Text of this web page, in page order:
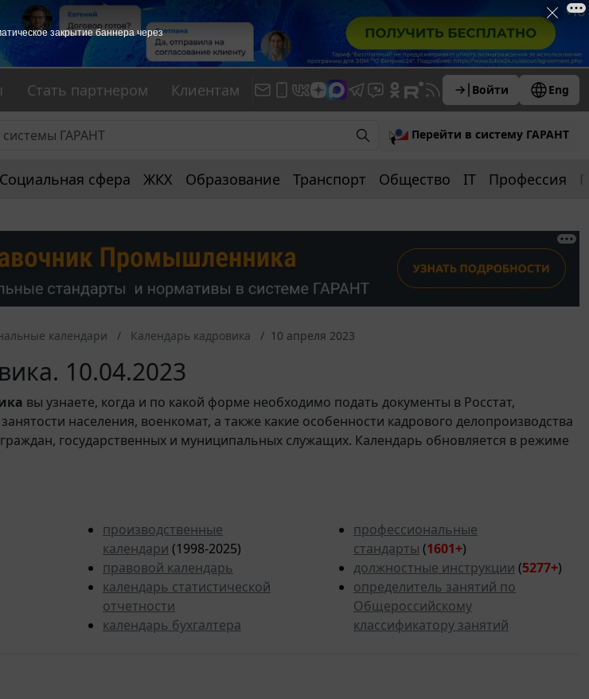
Стать партнером Клиентам Войти Eng
Перейти в систему ГАРАНТ
Социальная сфера ЖКХ Образование Транспорт Общество IT Профессия
календари Календарь кадровика 10 апреля 2023
10.04.2023
вы узнаете, когда и по какой форме необходимо подать документы в Росстат,
населения, военкомат, а также какие особенности кадрового делопроизводства
государственных и муниципальных служащих. Календарь обновляется в режиме
производственные
календари (1998-2025)
правовой календарь
календарь статистической
отчетности
календарь бухгалтера
профессиональные
стандарты (1601+)
должностные инструкции (5277+)
определитель занятий по
Общероссийскому
классификатору занятий
закрытие баннера через